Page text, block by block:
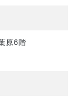
原6階